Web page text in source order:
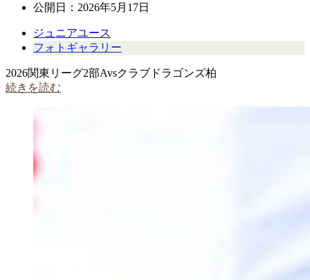
公開日： 2026年5月17日
ジュニアユース
フォトギャラリー
2026関東リーグ2部Avsクラブドラゴンズ柏
続きを読む